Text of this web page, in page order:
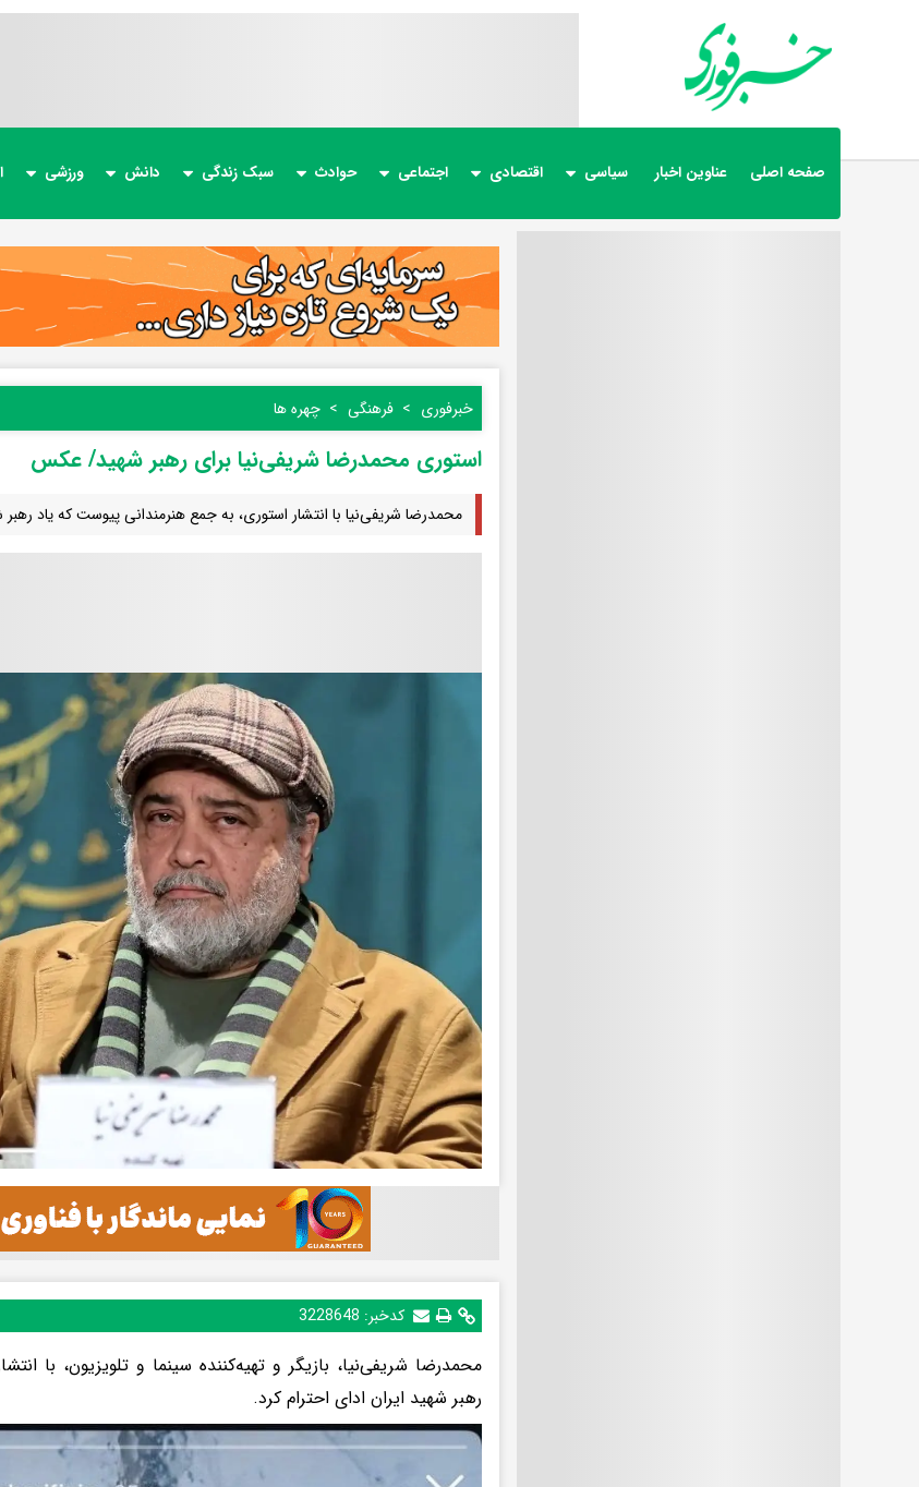
صفحه اصلی عناوین اخبار سیاسی اقتصادی اجتماعی حوادث سبک زندگی دانش ورزشی
خبرفوری فرهنگی چهره ها
استوری محمدرضا شریفی‌نیا برای رهبر شهید/ عکس
محمدرضا شریفی‌نیا با انتشار استوری، به جمع هنرمندانی پیوست که یاد رهبر
کدخبر: 3228648
محمدرضا شریفی‌نیا، بازیگر و تهیه‌کننده سینما و تلویزیون، با
رهبر شهید ایران ادای احترام کرد.